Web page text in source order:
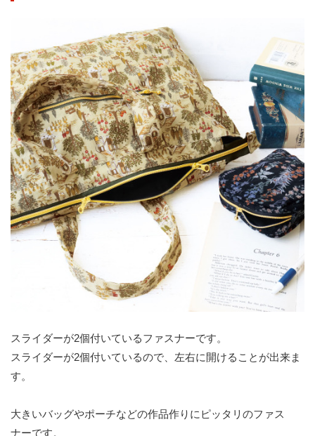
スライダーが2個付いているファスナーです。
スライダーが2個付いているので、左右に開けることが出来ま
す。
大きいバッグやポーチなどの作品作りにピッタリのファス
ナーです。